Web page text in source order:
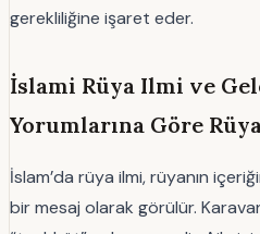
gerekliliğine işaret eder.
İslami Rüya Ilmi ve
Yorumlarına Göre
İslam’da rüya ilmi, rüyanın
bir mesaj olarak görülür.